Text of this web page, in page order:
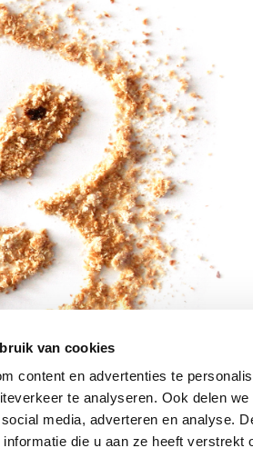
van cookies
content en advertenties te
te analyseren. Ook delen
media, adverteren en analyse.
die u aan ze heeft